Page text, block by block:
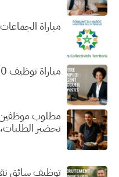
مباراة الجماعات
مباراة توظيف 40 عون استقبال 2026
مطلوب موظفين
تحضير
توظيف سائق نقل